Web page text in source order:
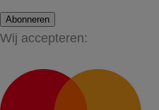
Abonneren
Wij accepteren: